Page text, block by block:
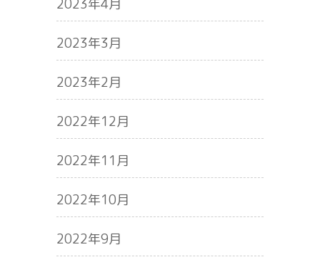
2023年4月
2023年3月
2023年2月
2022年12月
2022年11月
2022年10月
2022年9月